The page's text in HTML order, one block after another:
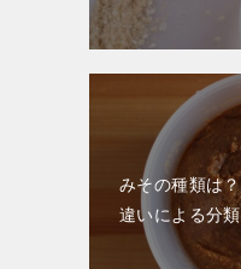
みその種類は
違いによる分